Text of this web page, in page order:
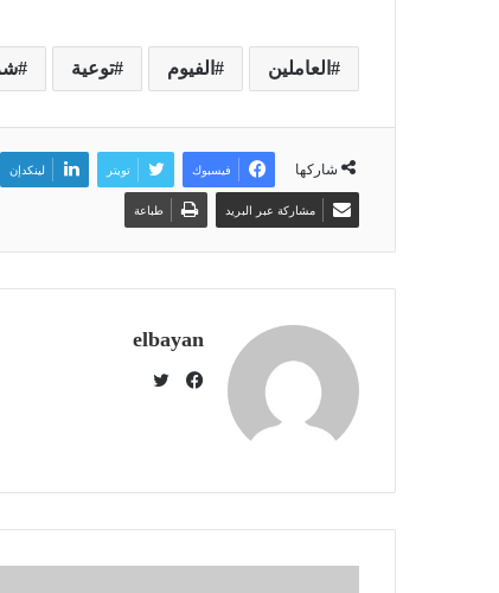
العاملين الفيوم توعية
شاركها فيسبوك تويتر لينكدإن
مشاركة عبر البريد طباعة
elbayan
ب
ر